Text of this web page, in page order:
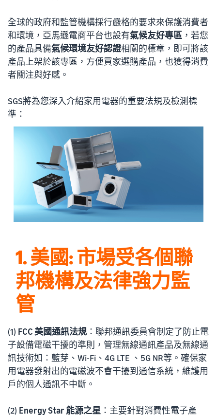
全球的政府和監管機構採行嚴格的要求來保護消費者
和環境，亞馬遜電商平台也設有氣候友好專區 ，若您
的產品具備氣候環境友好認證相關的標章，即可將該
產品上架於該專區，方便買家選購產品，也獲得消費
者關注與好感。
SGS將為您深入介紹家用電器的重要法規及檢測標
準：
1. 美國: 市場受各個聯
邦機構及法律強力監
管
(1) FCC 美國通訊法規 ：聯邦通訊委員會制定了防止電
子設備電磁干擾的準則，管理無線通訊產品及無線通
訊技術如：藍芽、Wi-Fi、4G LTE 、5G NR等。確保家
用電器發射出的電磁波不會干擾到通信系統，維護用
戶的個人通訊不中斷。
(2) Energy Star 能源之星 ：主要針對消費性電子產